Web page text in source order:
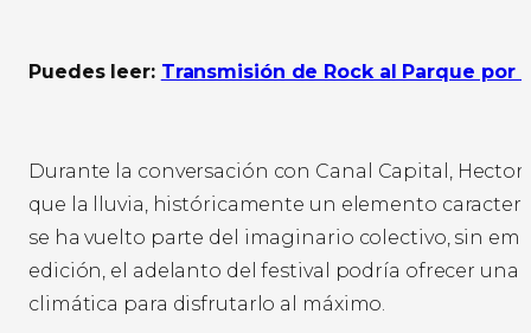
Puedes leer: Transmisión de Rock al Parque por
Durante la conversación con Canal Capital, Hector
que la lluvia, históricamente un elemento
se ha vuelto parte del imaginario colectivo, sin
edición, el adelanto del festival podría ofrecer una
climática para disfrutarlo al máximo.